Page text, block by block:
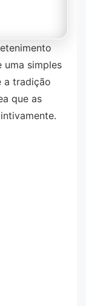
uma simples
a tradição
que as